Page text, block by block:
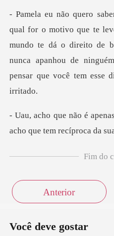
mundo te dá o direito de
nunca apanhou de nin
acho
Fim do
Anterior
Você deve gostar